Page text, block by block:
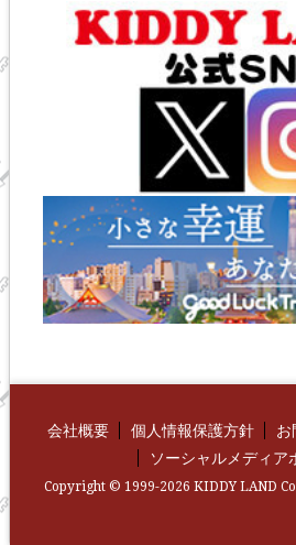
会社概要 個人情報保護方針 お
ソーシャルメディア
Copyright © 1999-2026 KIDDY LAND